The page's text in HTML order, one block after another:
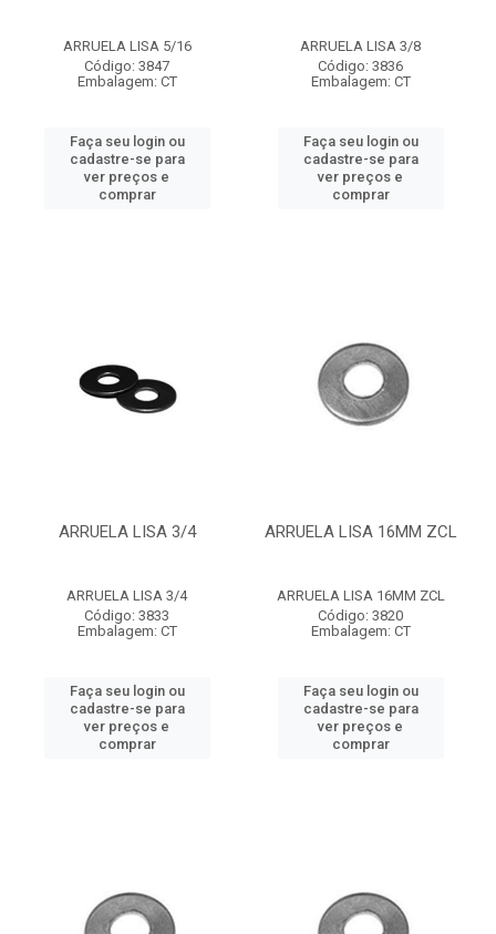
ARRUELA LISA 5/16
Código: 3847
Embalagem: CT
Faça seu login ou
cadastre-se para
ver preços e
comprar
ARRUELA LISA 3/8
Código: 3836
Embalagem: CT
Faça seu login ou
cadastre-se para
ver preços e
comprar
ARRUELA LISA 3/4
ARRUELA LISA 3/4
Código: 3833
Embalagem: CT
Faça seu login ou
cadastre-se para
ver preços e
comprar
ARRUELA LISA 16MM ZCL
ARRUELA LISA 16MM ZCL
Código: 3820
Embalagem: CT
Faça seu login ou
cadastre-se para
ver preços e
comprar